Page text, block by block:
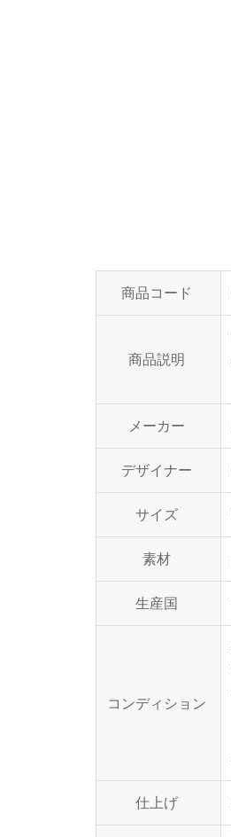
商品コード
商品説明
メーカー
デザイナー
サイズ
素材
生産国
コンディション
仕上げ